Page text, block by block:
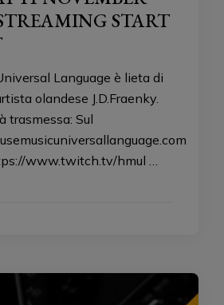
START
Language è lieta di
olandese J.D.Fraenky.
trasmessa: Sul
www.twitch.tv/hmul …